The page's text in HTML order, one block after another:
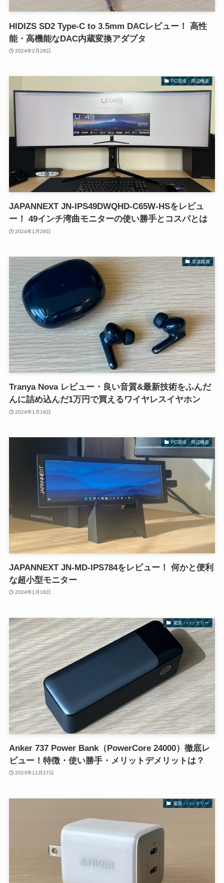
HIDIZS SD2 Type-C to 3.5mm DACレビュー！ 高性
能・高機能なDAC内蔵変換アダプタ
2024年2月28日
PC環境・周辺機器
JAPANNEXT JN-IPS49DWQHD-C65W-HSをレビュ
ー！ 49インチ湾曲モニターの使い勝手とコスパとは
2024年1月29日
音楽鑑賞
Tranya Nova レビュー・良い音質&最新技術をふんだ
んに詰め込んだ1万円で買えるワイヤレスイヤホン
2024年1月19日
PC環境・周辺機器
JAPANNEXT JN-MD-IPS784をレビュー！ 何かと便利
な超小型モニター
2024年1月18日
電源・バッテリー
Anker 737 Power Bank（PowerCore 24000）徹底レ
ビュー！特徴・使い勝手・メリットデメリットは？
2023年12月27日
電源・バッテリー